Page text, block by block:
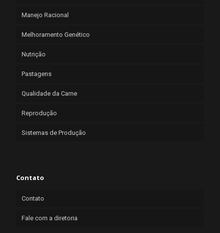
Manejo Racional
Melhoramento Genético
Nutrição
Pastagens
Qualidade da Carne
Reprodução
Sistemas de Produção
Contato
Contato
Fale com a diretoria